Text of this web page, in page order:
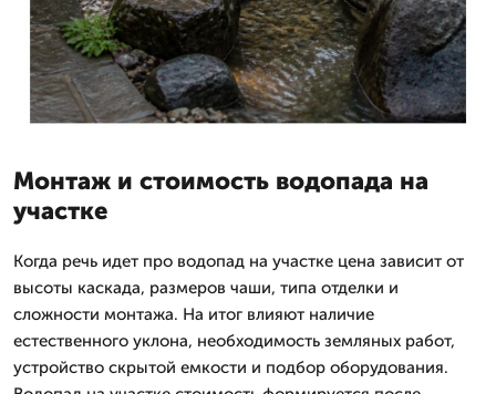
Монтаж и стоимость водопада на
участке
Когда речь идет про водопад на участке цена зависит от
высоты каскада, размеров чаши, типа отделки и
сложности монтажа. На итог влияют наличие
естественного уклона, необходимость земляных работ,
устройство скрытой емкости и подбор оборудования.